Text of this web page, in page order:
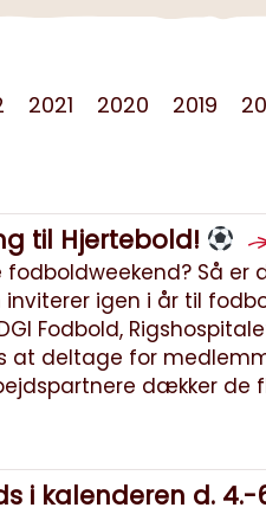
2021 2020 2019
til Hjertebold!
Så er
igen i år til
Fodbold,
at deltage for
dækker de
i kalenderen d. 4.-